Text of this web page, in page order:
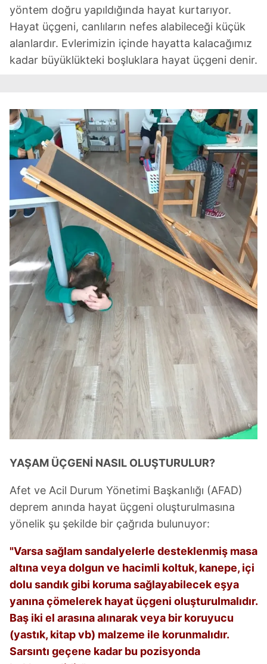
yöntem doğru yapıldığında hayat kurtarıyor.
Hayat üçgeni, canlıların nefes alabileceği küçük
alanlardır. Evlerimizin içinde hayatta kalacağımız
kadar büyüklükteki boşluklara hayat üçgeni denir.
YAŞAM ÜÇGENİ NASIL OLUŞTURULUR?
Afet ve Acil Durum Yönetimi Başkanlığı (AFAD)
deprem anında hayat üçgeni oluşturulmasına
yönelik şu şekilde bir çağrıda bulunuyor:
"Varsa sağlam sandalyelerle desteklenmiş masa
altına veya dolgun ve hacimli koltuk, kanepe, içi
dolu sandık gibi koruma sağlayabilecek eşya
yanına çömelerek hayat üçgeni oluşturulmalıdır.
Baş iki el arasına alınarak veya bir koruyucu
(yastık, kitap vb) malzeme ile korunmalıdır.
Sarsıntı geçene kadar bu pozisyonda